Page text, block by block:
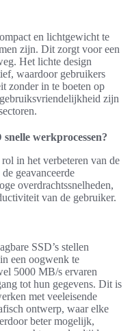
en lichtgewicht te
zijn. Dit zorgt voor een
Het lichte design
waardoor gebruikers
zonder in te boeten op
zijn
werkprocessen?
in het verbeteren van de
geavanceerde
overdrachtssnelheden,
van de gebruiker.
SSD’s stellen
een oogwenk te
5000 MB/s ervaren
tot hun gegevens. Dit is
met veeleisende
ontwerp, waar elke
beter mogelijk,